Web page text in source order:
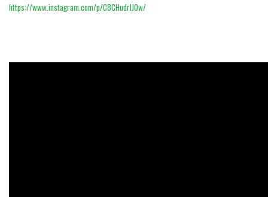
https://www.instagram.com/p/C8CHudrIJ0w/